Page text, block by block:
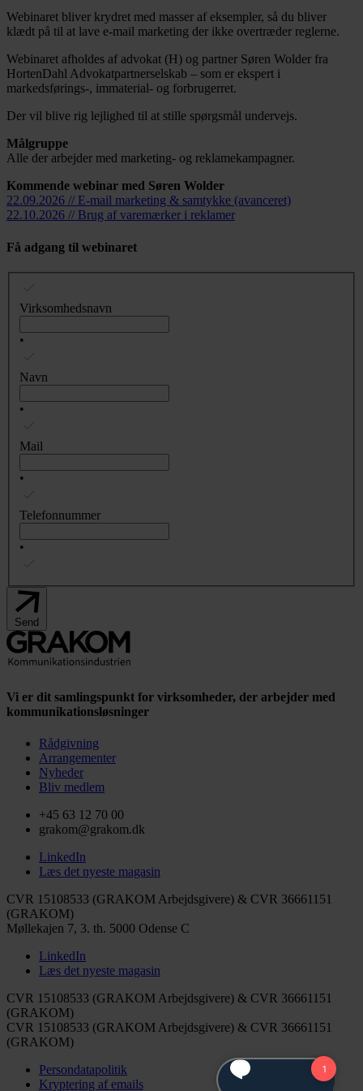
Webinaret bliver krydret med masser af eksempler, så du bliver
klædt på til at lave e-mail marketing der ikke overtræder reglerne.
Webinaret afholdes af advokat (H) og partner Søren Wolder fra
HortenDahl Advokatpartnerselskab – som er ekspert i
markedsførings-, immaterial- og forbrugerret.
Der vil blive rig lejlighed til at stille spørgsmål undervejs.
Målgruppe
Alle der arbejder med marketing- og reklamekampagner.
Kommende webinar med Søren Wolder
22.09.2026 // E-mail marketing & samtykke (avanceret)
22.10.2026 // Brug af varemærker i reklamer
Få adgang til webinaret
Virksomhedsnavn
•
Navn
•
Mail
•
Telefonnummer
•
Send
Vi er dit samlingspunkt for virksomheder, der arbejder med
kommunikationsløsninger
Rådgivning
Arrangementer
Nyheder
Bliv medlem
+45 63 12 70 00
grakom@grakom.dk
LinkedIn
Læs det nyeste magasin
CVR 15108533 (GRAKOM Arbejdsgivere) & CVR 36661151
(GRAKOM)
Møllekajen 7, 3. th. 5000 Odense C
LinkedIn
Læs det nyeste magasin
CVR 15108533 (GRAKOM Arbejdsgivere) & CVR 36661151
(GRAKOM)
CVR 15108533 (GRAKOM Arbejdsgivere) & CVR 36661151
(GRAKOM)
Persondatapolitik
Kryptering af emails